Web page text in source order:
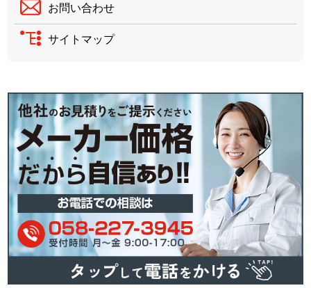
お問い合わせ
サイトマップ